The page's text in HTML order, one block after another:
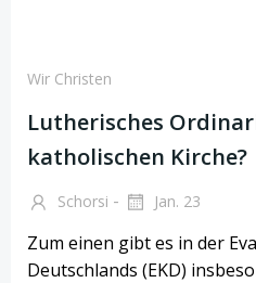
Wir Christen
Lutherisches
katholischen Kirche?
Schorsi - Jan. 23
Zum einen gibt es in der
Deutschlands (EKD)